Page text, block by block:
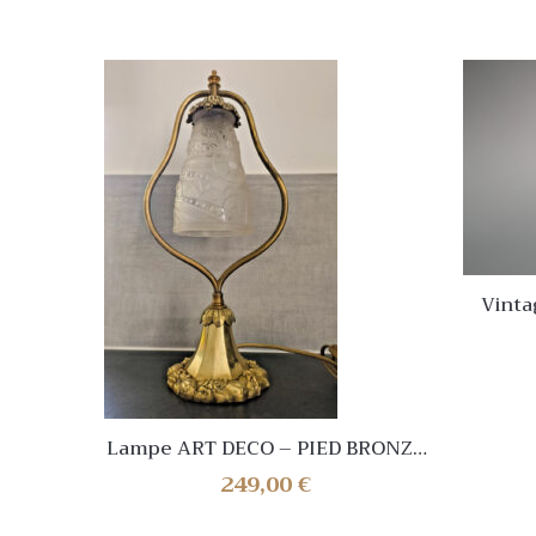
Lampe ART DECO – PIED BRONZE
LAMPE de chevet / de bureau
249,00€